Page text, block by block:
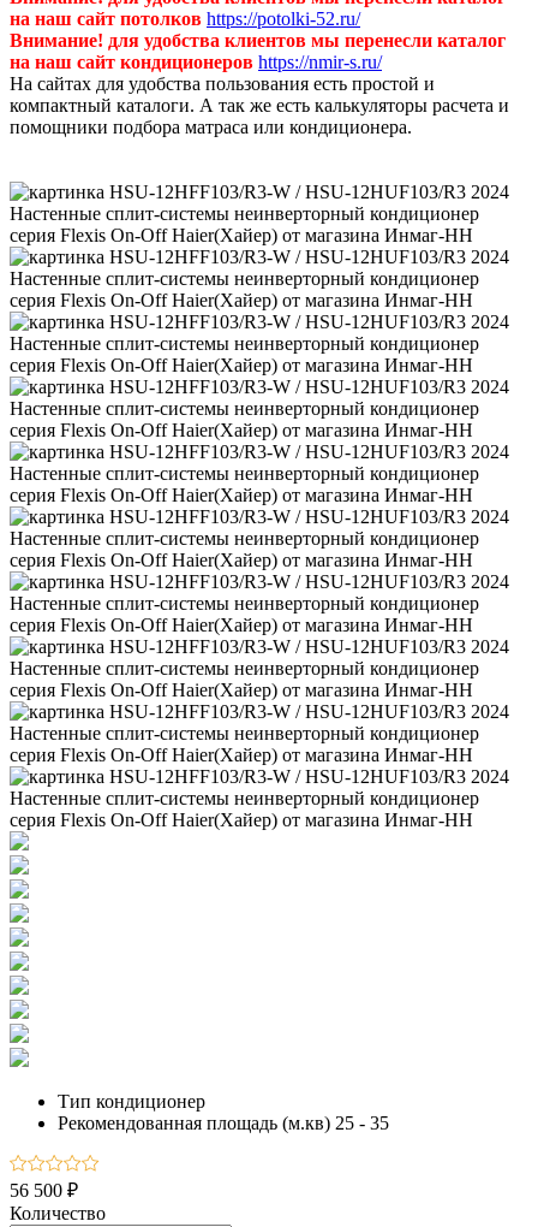
на наш сайт потолков https://potolki-52.ru/
Внимание! для удобства клиентов мы перенесли каталог
на наш сайт кондиционеров https://nmir-s.ru/
На сайтах для удобства пользования есть простой и
компактный каталоги. А так же есть калькуляторы расчета и
помощники подбора матраса или кондиционера.
Тип кондиционер
Рекомендованная площадь (м.кв) 25 - 35
56 500 ₽
Количество